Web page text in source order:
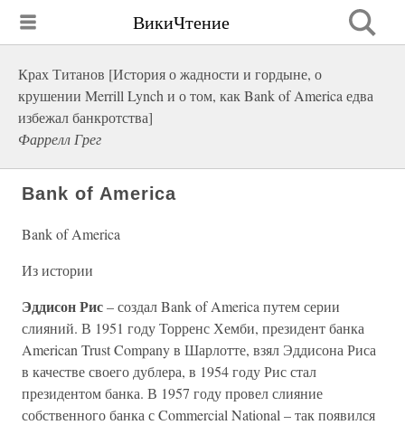
ВикиЧтение
Крах Титанов [История о жадности и гордыне, о
крушении Merrill Lynch и о том, как Bank of America едва
избежал банкротства]
Фаррелл Грег
Bank of America
Bank of America
Из истории
Эддисон Рис– создал Bank of America путем серии
слияний. В 1951 году Торренс Хемби, президент банка
American Trust Company в Шарлотте, взял Эддисона Риса
в качестве своего дублера, в 1954 году Рис стал
президентом банка. В 1957 году провел слияние
собственного банка с Commercial National – так появился